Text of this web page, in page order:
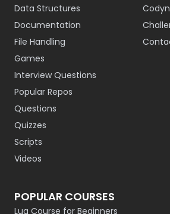
Data Structures
Documentation
File Handling
Games
Interview Questions
Popular Repos
Questions
Quizzes
Scripts
Videos
POPULAR COURSES
Lua Course for Beginners